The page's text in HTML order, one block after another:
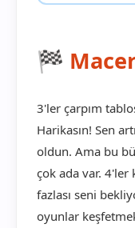
🏁
3'ler çarpım
Harikasın! Sen
oldun. Ama bu
çok ada var. 4'ler
fazlası seni
oyunlar